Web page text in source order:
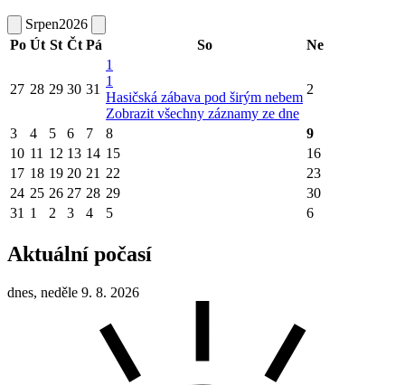
Srpen2026
Po Út St Čt Pá So Ne
27 28 29 30 31
1
1
Hasičská zábava pod širým nebem
Zobrazit všechny záznamy ze dne
2
3 4 5 6 7 8
9
10 11 12 13 14 15
16
17 18 19 20 21 22
23
24 25 26 27 28 29
30
31 1 2 3 4 5 6
Aktuální počasí
dnes, neděle 9. 8. 2026